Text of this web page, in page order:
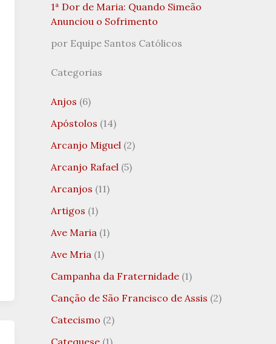
1ª Dor de Maria: Quando Simeão
Anunciou o Sofrimento
por Equipe Santos Católicos
Categorias
Anjos (6)
Apóstolos (14)
Arcanjo Miguel (2)
Arcanjo Rafael (5)
Arcanjos (11)
Artigos (1)
Ave Maria (1)
Ave Mria (1)
Campanha da Fraternidade (1)
Canção de São Francisco de Assis (2)
Catecismo (2)
Catequese (1)